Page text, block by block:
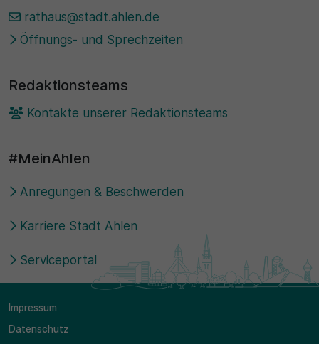
rathaus@stadt.ahlen.de
Öffnungs- und Sprechzeiten
Redaktionsteams
Kontakte unserer Redaktionsteams
#MeinAhlen
Anregungen & Beschwerden
Karriere Stadt Ahlen
Serviceportal
Impressum
Datenschutz